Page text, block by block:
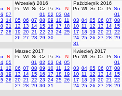
N
07
14
21
28
Wrzesień 2016
Po Wt Śr Cz Pi So
N
01
02 03 04
05 06 07 08 09 10 11
12
13 14 15 16 17
18
19 20 21 22 23 24 25
26 27 28 29 30
Październik 2016
Po Wt Śr Cz Pi So
01
03 04 05 06 07 08
10 11 12 13 14 15
17
18 19 20 21 22
24 25 26 27 28 29
31
N
05
12
19
26
Marzec 2017
Po Wt Śr Cz Pi So
N
01
02 03 04 05
06 07 08 09 10 11
12
13
14 15 16 17 18
19
20 21 22 23 24 25 26
27 28 29 30 31
Kwiecień 2017
Po Wt Śr Cz Pi So
01
03 04 05 06 07 08
10 11 12 13 14 15
17
18 19 20 21 22
24 25 26 27 28 29